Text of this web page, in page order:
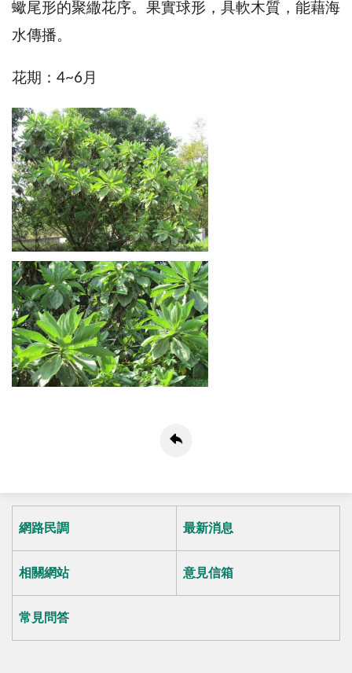
蠍尾形的聚繖花序。果實球形，具軟木質，能藉海
水傳播。
花期：4~6月
網路民調 最新消息
相關網站 意見信箱
常見問答